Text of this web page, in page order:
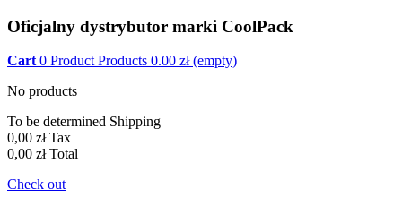
Oficjalny dystrybutor marki CoolPack
Cart 0 Product Products 0.00 zł (empty)
No products
To be determined Shipping
0,00 zł Tax
0,00 zł Total
Check out